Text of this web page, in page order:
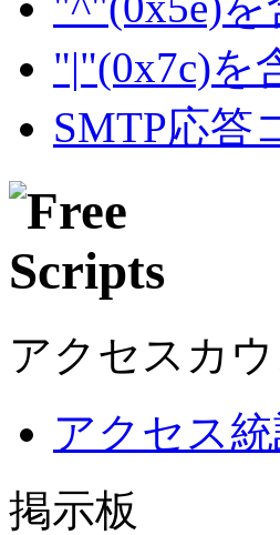
"|"(0x7c)を
SMTP応答
アクセスカ
アクセス
掲示板